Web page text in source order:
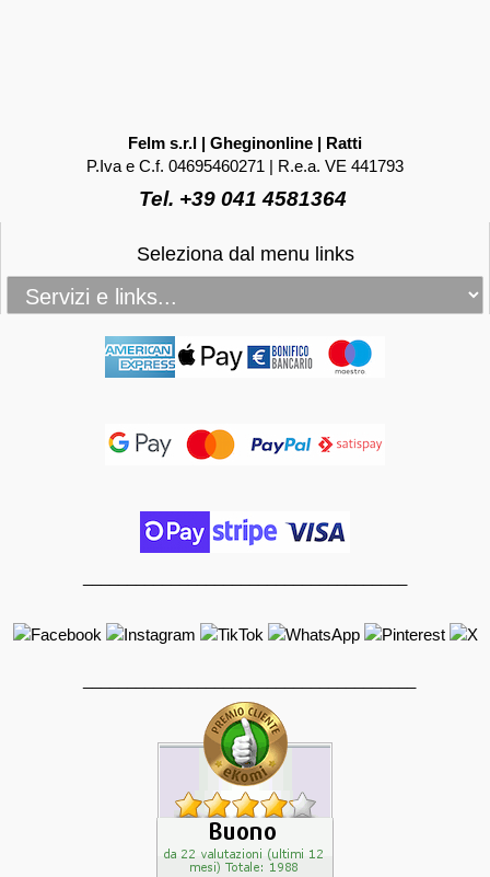
Felm s.r.l | Gheginonline | Ratti
P.Iva e C.f. 04695460271 | R.e.a. VE 441793
Tel. +39 041 4581364
Seleziona dal menu links